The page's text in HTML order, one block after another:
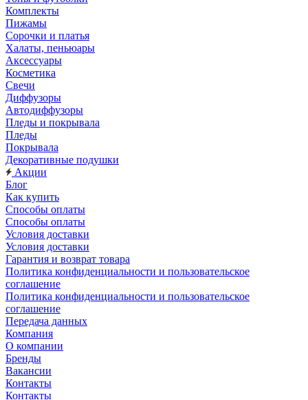
Комплекты
Пижамы
Сорочки и платья
Халаты, пеньюары
Аксессуары
Косметика
Свечи
Диффузоры
Автодиффузоры
Пледы и покрывала
Пледы
Покрывала
Декоративные подушки
Акции
Блог
Как купить
Способы оплаты
Способы оплаты
Условия доставки
Условия доставки
Гарантия и возврат товара
Политика конфиденциальности и пользовательское
соглашение
Политика конфиденциальности и пользовательское
соглашение
Передача данных
Компания
О компании
Бренды
Вакансии
Контакты
Контакты